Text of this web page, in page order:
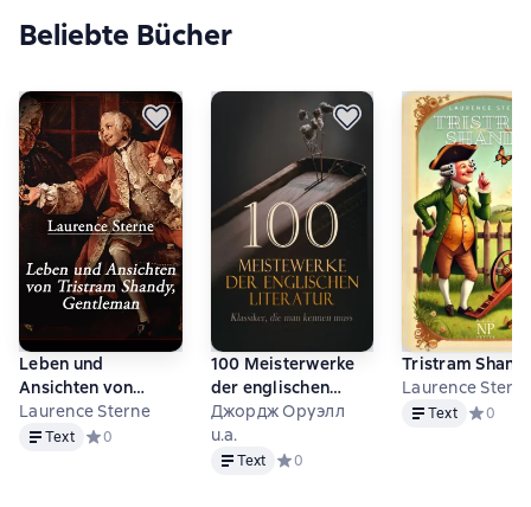
Beliebte Bücher
Leben und
Ansichten von
Tristram Shandy,
Gentleman
Laurence Sterne
TextText Средний рейтинг 0 на основе 0 оценок
0
100 Meisterwerke
der englischen
Literatur - Klassiker,
die man kennen
muss
Джордж Оруэлл
u.a.
TextText Средний рейтинг 0 на основе 0
0
Tristram
Laurence
TextText 0